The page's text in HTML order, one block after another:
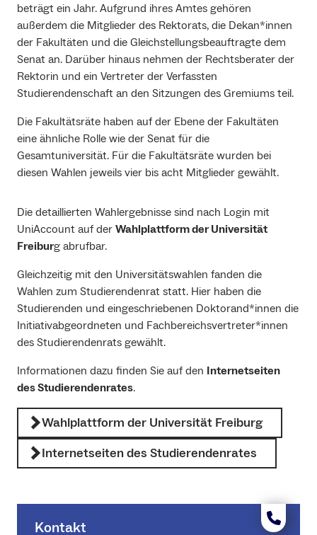
beträgt ein Jahr. Aufgrund ihres Amtes gehören
außerdem die Mitglieder des Rektorats, die Dekan*innen
der Fakultäten und die Gleichstellungsbeauftragte dem
Senat an. Darüber hinaus nehmen der Rechtsberater der
Rektorin und ein Vertreter der Verfassten
Studierendenschaft an den Sitzungen des Gremiums teil.
Die Fakultätsräte haben auf der Ebene der Fakultäten
eine ähnliche Rolle wie der Senat für die
Gesamtuniversität. Für die Fakultätsräte wurden bei
diesen Wahlen jeweils vier bis acht Mitglieder gewählt.
Die detaillierten Wahlergebnisse sind nach Login mit
UniAccount auf der Wahlplattform der Universität
Freiburg abrufbar.
Gleichzeitig mit den Universitätswahlen fanden die
Wahlen zum Studierendenrat statt. Hier haben die
Studierenden und eingeschriebenen Doktorand*innen die
Initiativabgeordneten und Fachbereichsvertreter*innen
des Studierendenrats gewählt.
Informationen dazu finden Sie auf den Internetseiten
des Studierendenrates.
Wahlplattform der Universität Freiburg
Internetseiten des Studierendenrates
Kontakt